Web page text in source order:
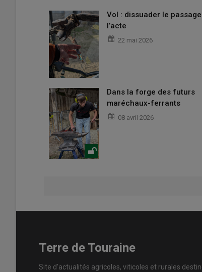
Vol : dissuader le
l’acte
22 mai 2026
Dans la forge des futurs
maréchaux-ferrants
08 avril 2026
Terre de Touraine
Site d'actualités agricoles, viticoles et rurales